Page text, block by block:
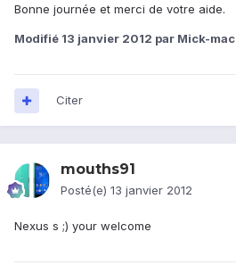
Bonne journée et merci de votre aide.
Modifié 13 janvier 2012 par Mick-mac
Citer
mouths91
Posté(e) 13 janvier 2012
Nexus s ;) your welcome